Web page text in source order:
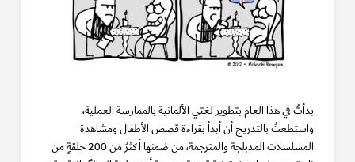
بدأتُ في هذا العام بتطوير لغتي الألمانية بالممارسة العملية،
واستطعتُ بالتدريج أن أبدأ بقراءة قصص الأطفال ومشاهدة
المسلسلات المدبلجة والمترجمة، من ضمنها أكثرُ من 200 حلقةٍ من